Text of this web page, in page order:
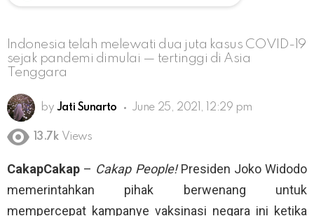
Indonesia telah melewati dua juta kasus COVID-19
sejak pandemi dimulai — tertinggi di Asia
Tenggara
by Jati Sunarto June 25, 2021, 12:29 pm
13.7k Views
CakapCakap – Cakap People!Presiden Joko Widodo
memerintahkan pihak berwenang untuk
mempercepat kampanye vaksinasi negara ini ketika